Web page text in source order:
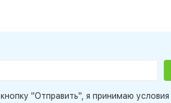
"Отправить", я принимаю условия